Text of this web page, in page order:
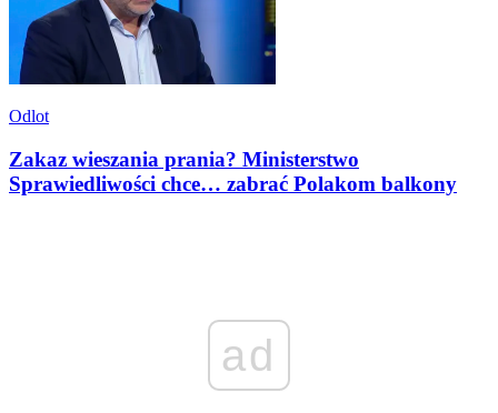
Odlot
Zakaz wieszania prania? Ministerstwo
Sprawiedliwości chce… zabrać Polakom balkony
ad